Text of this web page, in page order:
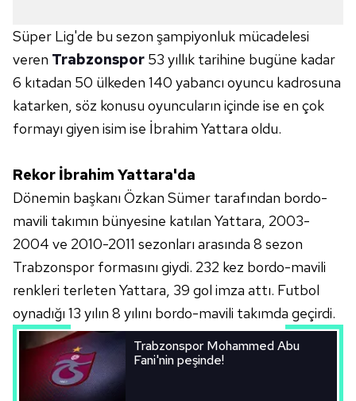
Süper Lig'de bu sezon şampiyonluk mücadelesi
veren Trabzonspor 53 yıllık tarihine bugüne kadar
6 kıtadan 50 ülkeden 140 yabancı oyuncu kadrosuna
katarken, söz konusu oyuncuların içinde ise en çok
formayı giyen isim ise İbrahim Yattara oldu.
Rekor İbrahim Yattara'da
Dönemin başkanı Özkan Sümer tarafından bordo-
mavili takımın bünyesine katılan Yattara, 2003-
2004 ve 2010-2011 sezonları arasında 8 sezon
Trabzonspor formasını giydi. 232 kez bordo-mavili
renkleri terleten Yattara, 39 gol imza attı. Futbol
oynadığı 13 yılın 8 yılını bordo-mavili takımda geçirdi.
Trabzonspor Mohammed Abu
Fani'nin peşinde!